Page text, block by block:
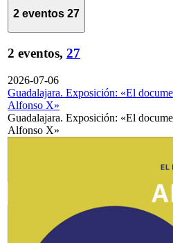
2 eventos 27
2 eventos, 27
2026-07-06
Guadalajara. Exposición: «El
Alfonso X»
Guadalajara. Exposición: «El
Alfonso X»